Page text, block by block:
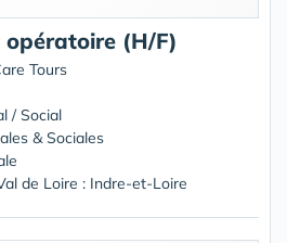
(H/F)
Tours
/ Social
& Sociales
de Loire : Indre-et-Loire